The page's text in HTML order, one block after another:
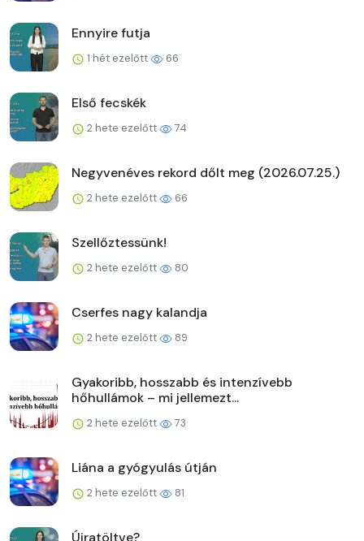
Ennyire futja
1 hét ezelőtt 66
Első fecskék
2 hete ezelőtt 74
Negyvenéves rekord dőlt meg (2026.07.25.)
2 hete ezelőtt 66
Szellőztessünk!
2 hete ezelőtt 80
Cserfes nagy kalandja
2 hete ezelőtt 89
Gyakoribb, hosszabb és intenzívebb
hőhullámok – mi jellemezt...
2 hete ezelőtt 73
Liána a gyógyulás útján
2 hete ezelőtt 81
Újratöltve?